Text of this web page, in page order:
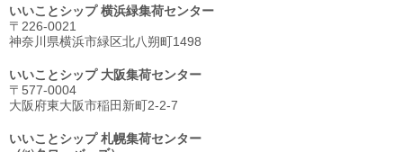
いいことシップ 横浜緑集荷センター
〒226-0021
神奈川県横浜市緑区北八朔町1498
いいことシップ 大阪集荷センター
〒577-0004
大阪府東大阪市稲田新町2-2-7
いいことシップ 札幌集荷センター